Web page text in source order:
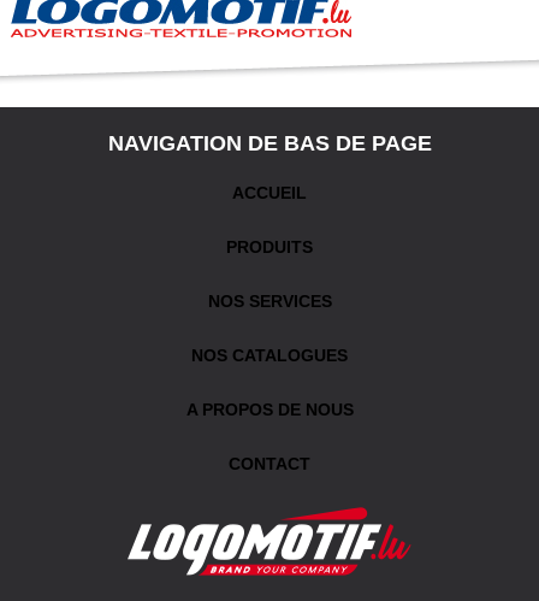
NAVIGATION DE BAS DE PAGE
ACCUEIL
PRODUITS
NOS SERVICES
NOS CATALOGUES
A PROPOS DE NOUS
CONTACT